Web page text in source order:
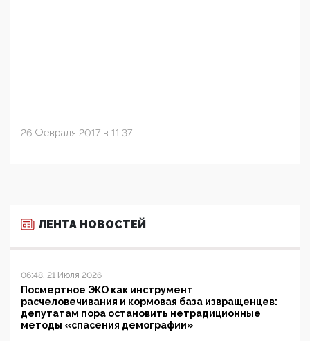
26 Февраля 2017 в 11:37
ЛЕНТА НОВОСТЕЙ
06:48, 21 Июля 2026
Посмертное ЭКО как инструмент
расчеловечивания и кормовая база извращенцев:
депутатам пора остановить нетрадиционные
методы «спасения демографии»